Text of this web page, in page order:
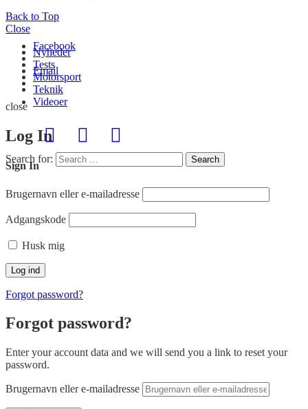
Back to Top
Close
Nyheder
Tests
Motorsport
Teknik
Videoer
Search for: Search
Facebook
Email
close
Log In
Sign In
Brugernavn eller e-mailadresse
Adgangskode
Husk mig
Forgot password?
Forgot password?
Enter your account data and we will send you a link to reset your
password.
Brugernavn eller e-mailadresse